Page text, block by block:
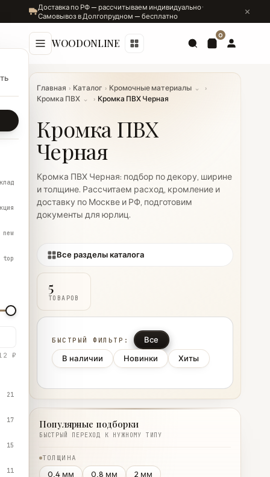
Доставка по РФ — рассчитываем индивидуально ·
Самовывоз в Долгопрудном — бесплатно
WOODONLINE
0
Главная › Каталог › Кромочные материалы ⌄
›
Кромка ПВХ ⌄ › Кромка ПВХ Черная
Кромка ПВХ
Черная
Кромка ПВХ Черная: подбор по декору, ширине
и толщине. Рассчитаем расход, кромление и
доставку по Москве и РФ, подготовим
документы для юрлиц.
Все разделы каталога
5
ТОВАРОВ
БЫСТРЫЙ ФИЛЬТР:
Все
В наличии
Новинки Хиты
new
top
₽
21
17
15
11
Популярные подборки
БЫСТРЫЙ ПЕРЕХОД К НУЖНОМУ ТИПУ
ТОЛЩИНА
0,4 мм 0,8 мм 2 мм